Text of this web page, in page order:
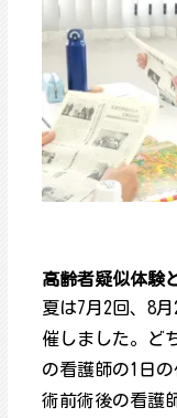
高齢者疑似体験
夏は7月2回、8
催しました。ど
の看護師の1日
術前術後の看護